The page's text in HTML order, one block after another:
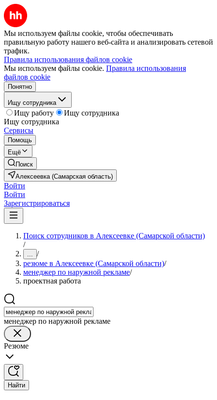
Мы используем файлы cookie, чтобы обеспечивать
правильную работу нашего веб-сайта и анализировать сетевой
трафик.
Правила использования файлов cookie
Мы используем файлы cookie. Правила использования
файлов cookie
Понятно
Ищу сотрудника
Ищу работу
Ищу сотрудника
Ищу сотрудника
Сервисы
Помощь
Ещё
Поиск
Алексеевка (Самарская область)
Войти
Войти
Зарегистрироваться
Поиск сотрудников в Алексеевке (Самарской области)
/
... /
резюме в Алексеевке (Самарской области)/
менеджер по наружной рекламе/
проектная работа
менеджер по наружной рекламе
Резюме
Найти